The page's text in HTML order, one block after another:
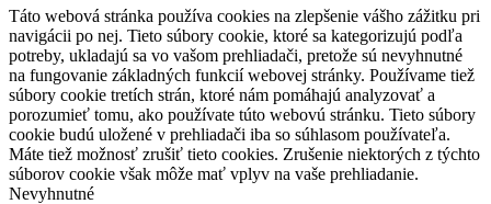
Táto webová stránka používa cookies na zlepšenie vášho zážitku pri
navigácii po nej. Tieto súbory cookie, ktoré sa kategorizujú podľa
potreby, ukladajú sa vo vašom prehliadači, pretože sú nevyhnutné
na fungovanie základných funkcií webovej stránky. Používame tiež
súbory cookie tretích strán, ktoré nám pomáhajú analyzovať a
porozumieť tomu, ako používate túto webovú stránku. Tieto súbory
cookie budú uložené v prehliadači iba so súhlasom používateľa.
Máte tiež možnosť zrušiť tieto cookies. Zrušenie niektorých z týchto
súborov cookie však môže mať vplyv na vaše prehliadanie.
Nevyhnutné